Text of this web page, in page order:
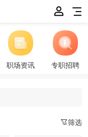
职场资讯 专职招聘
筛选